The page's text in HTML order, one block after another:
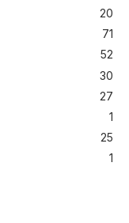
20
71
52
30
27
1
25
1